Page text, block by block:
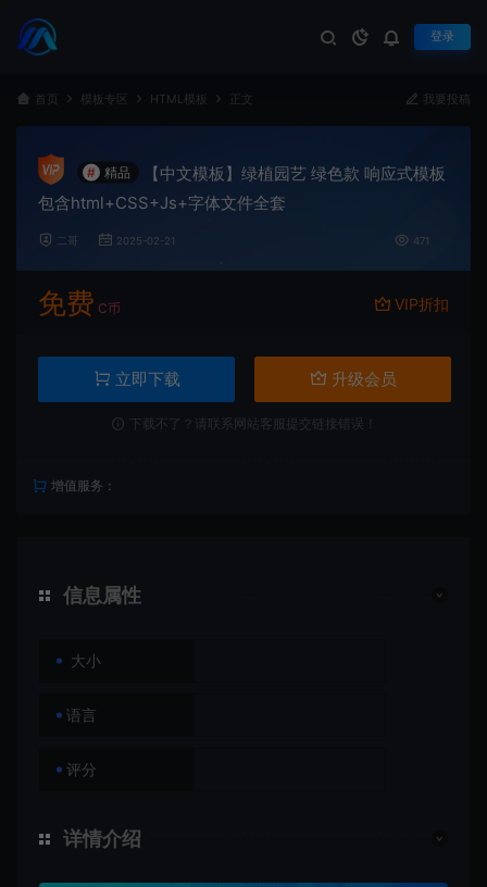
登录
首页 模板专区 HTML模板 正文 我要投稿
# 精品
【中文模板】绿植园艺 绿色款 响应式模板
包含html+CSS+Js+字体文件全套
二哥 2025-02-21 471
免费 C币 VIP折扣
立即下载 升级会员
下载不了？请联系网站客服提交链接错误！
增值服务：
信息属性
大小
语言
评分
详情介绍